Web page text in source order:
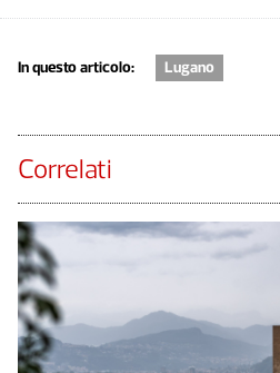
In questo articolo: Lugano
Correlati